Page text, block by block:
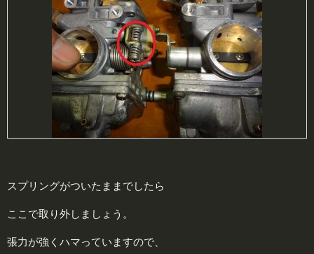
スプリングがついたままでしたら
ここで取り外しましょう。
張力が強くハマっていますので、